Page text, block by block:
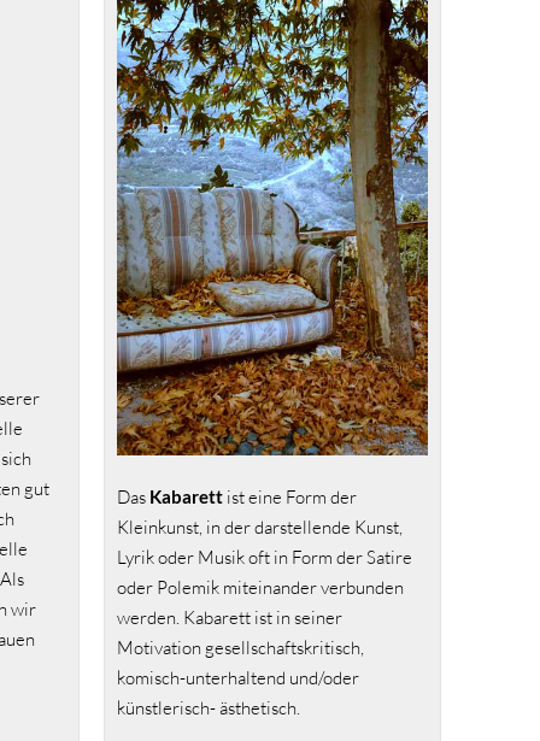
gut
wir
Das Kabarett ist eine Form der
Kleinkunst, in der darstellende Kunst,
Lyrik oder Musik oft in Form der Satire
oder Polemik miteinander verbunden
werden. Kabarett ist in seiner
Motivation gesellschaftskritisch,
komisch-unterhaltend und/oder
künstlerisch- ästhetisch.